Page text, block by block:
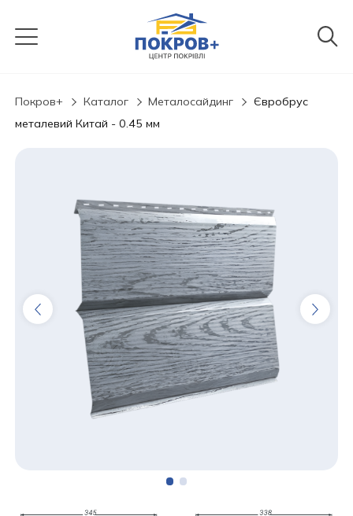
Покров+ Каталог Металосайдинг
Євробрус
металевий Китай - 0.45 мм